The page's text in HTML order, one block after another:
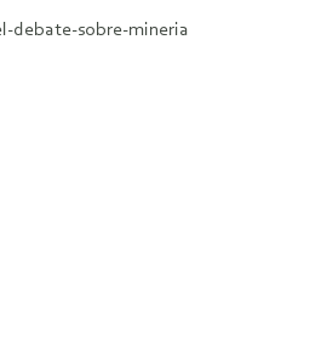
debate-sobre-mineria